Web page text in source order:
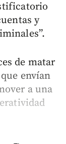
y
de matar
envían
a una